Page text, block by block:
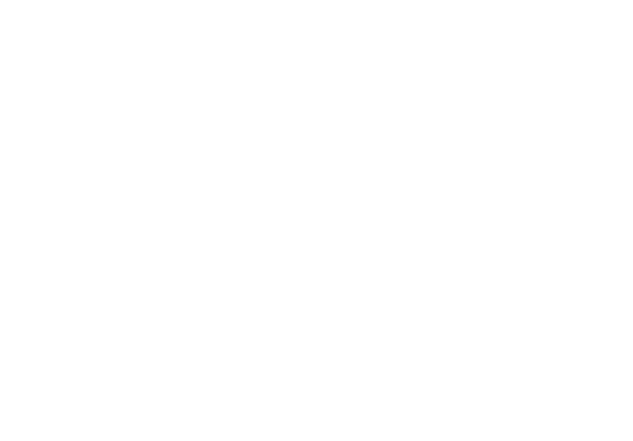
и на требования к таре: мешки должны выдерживать вес
травм.
правилам, а разукомплектованный «микс» превращается в
и погрузка с фиксацией груза, в конце — доставка по
мест»: где будет стоять автомобиль, как пройдут
вопрос оборудования: ремни, тележка, такелаж, защитные